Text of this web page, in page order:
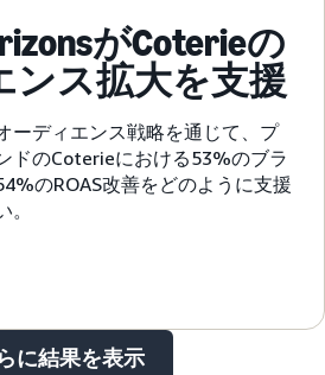
がCoterieの
ンス拡大を支援
ーディエンス戦略を通じて、プ
ドのCoterieにおける53%のブラ
のROAS改善をどのように支援
に結果を表示